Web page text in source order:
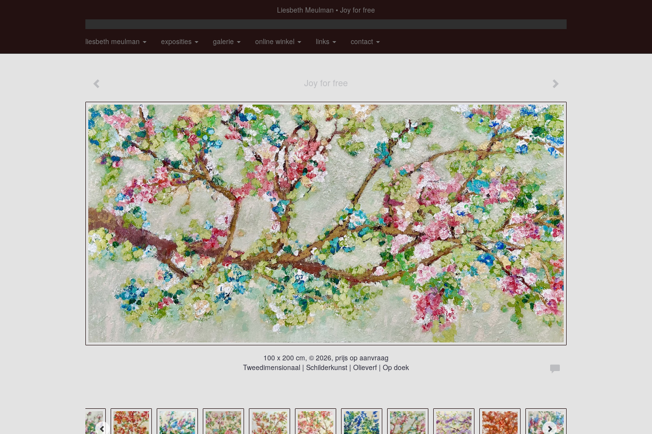
Liesbeth Meulman Joy for free
liesbeth meulman exposities galerie online winkel links contact
Joy for free
100 x 200 cm, © 2026, prijs op aanvraag
Tweedimensionaal | Schilderkunst | Olieverf | Op doek